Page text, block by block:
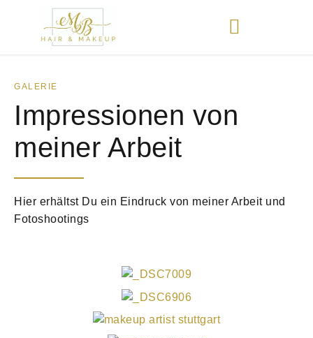
GALERIE
Impressionen von
meiner Arbeit
Hier erhältst Du ein Eindruck von meiner Arbeit und
Fotoshootings